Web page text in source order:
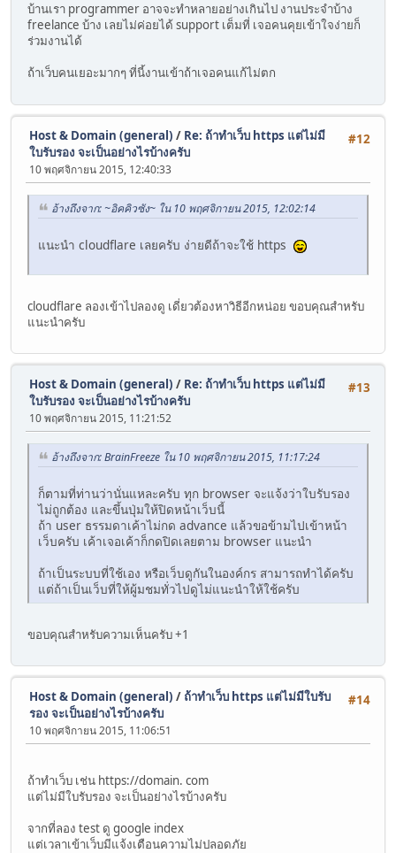
บ้านเรา programmer อาจจะทำหลายอย่างเกินไป งานประจำบ้าง
freelance บ้าง เลยไม่ค่อยได้ support เต็มที่ เจอคนคุยเข้าใจง่ายก็
ร่วมงานได้
ถ้าเว็บคนเยอะมากๆ ที่นี้งานเข้าถ้าเจอคนแก้ไม่ตก
#12
Host & Domain (general) / Re: ถ้าทำเว็บ https แต่ไม่มี
ใบรับรอง จะเป็นอย่างไรบ้างครับ
10 พฤศจิกายน 2015, 12:40:33
อ้างถึงจาก: ~อิคคิวซัง~ ใน 10 พฤศจิกายน 2015, 12:02:14
แนะนำ cloudflare เลยครับ ง่ายดีถ้าจะใช้ https
cloudflare ลองเข้าไปลองดู เดี่ยวต้องหาวิธีอีกหน่อย ขอบคุณสำหรับ
แนะนำครับ
#13
Host & Domain (general) / Re: ถ้าทำเว็บ https แต่ไม่มี
ใบรับรอง จะเป็นอย่างไรบ้างครับ
10 พฤศจิกายน 2015, 11:21:52
อ้างถึงจาก: BrainFreeze ใน 10 พฤศจิกายน 2015, 11:17:24
ก็ตามที่ท่านว่านั่นแหละครับ ทุก browser จะแจ้งว่าใบรับรอง
ไม่ถูกต้อง และขึ้นปุ่มให้ปิดหน้าเว็บนี้
ถ้า user ธรรมดาเค้าไม่กด advance แล้วขอข้ามไปเข้าหน้า
เว็บครับ เค้าเจอเค้าก็กดปิดเลยตาม browser แนะนำ
ถ้าเป็นระบบที่ใช้เอง หรือเว็บดูกันในองค์กร สามารถทำได้ครับ
แต่ถ้าเป็นเว็บที่ให้ผู้มชมทั่วไปดูไม่แนะนำให้ใช้ครับ
ขอบคุณสำหรับความเห็นครับ +1
#14
Host & Domain (general) / ถ้าทำเว็บ https แต่ไม่มีใบรับ
รอง จะเป็นอย่างไรบ้างครับ
10 พฤศจิกายน 2015, 11:06:51
ถ้าทำเว็บ เช่น https://domain. com
แต่ไม่มีใบรับรอง จะเป็นอย่างไรบ้างครับ
จากที่ลอง test ดู google index
แต่เวลาเข้าเว็บมีแจ้งเตือนความไม่ปลอดภัย